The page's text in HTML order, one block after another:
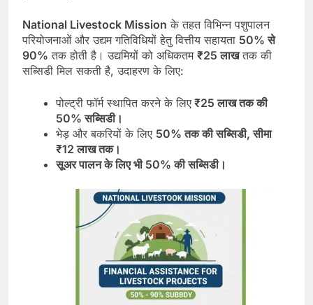
National Livestock Mission के तहत विभिन्न पशुपालन
परियोजनाओं और उद्यम गतिविधियों हेतु वित्तीय सहायता 50%से
90% तक होती है। उद्यमियों को अधिकतम ₹25लाखतक की
सब्सिडी मिल सकती है, उदाहरण के लिए:
पोल्ट्री फॉर्म स्थापित करने के लिए ₹25लाख तक की
50%सब्सिडी।
भेड़ और बकरियों के लिए 50%तक की सब्सिडी,सीमा
₹12लाख तक।
सूअर पालन के लिए भी50%की सब्सिडी।